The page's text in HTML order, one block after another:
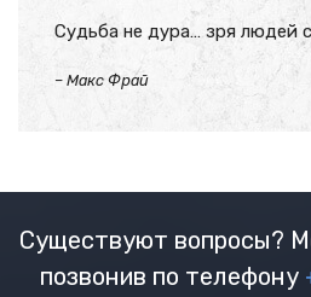
Судьба не дура… зря людей
– Макс Фрай
Существуют вопросы?
позвонив по телефону